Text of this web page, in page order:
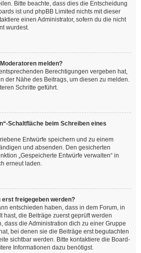
Bitte beachte, dass dies die Entscheidung
ist und phpBB Limited nichts mit dieser
einen Administrator, sofern du die nicht
wurdest.
melden?
Berechtigungen vergeben hat,
der Nähe des Beitrags, um diesen zu melden.
Schritte geführt.
Schaltfläche beim Schreiben eines
Entwürfe speichern und zu einem
und absenden. Den gesicherten
„Gespeicherte Entwürfe verwalten“ in
erneut laden.
freigegeben werden?
entschieden haben, dass in dem Forum, in
hast, die Beiträge zuerst geprüft werden
dass die Administration dich zu einer Gruppe
bei denen sie die Beiträge erst begutachten
sichtbar werden. Bitte kontaktiere die Board-
Informationen dazu benötigst.